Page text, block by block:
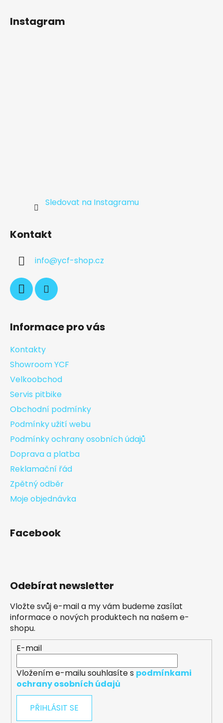
Instagram
Sledovat na Instagramu
Kontakt
info@ycf-shop.cz
Informace pro vás
Kontakty
Showroom YCF
Velkoobchod
Servis pitbike
Obchodní podmínky
Podmínky užití webu
Podmínky ochrany osobních údajů
Doprava a platba
Reklamační řád
Zpětný odběr
Moje objednávka
Facebook
Odebírat newsletter
Vložte svůj e-mail a my vám budeme zasílat
informace o nových produktech na našem e-
shopu.
E-mail
Vložením e-mailu souhlasíte s podmínkami
ochrany osobních údajů
PŘIHLÁSIT SE